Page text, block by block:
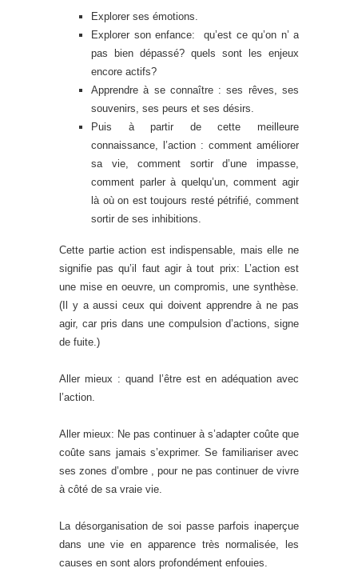
Explorer ses émotions.
Explorer son enfance: qu’est ce qu’on n’ a
pas bien dépassé? quels sont les enjeux
encore actifs?
Apprendre à se connaître : ses rêves, ses
souvenirs, ses peurs et ses désirs.
Puis à partir de cette meilleure
connaissance, l’action : comment améliorer
sa vie, comment sortir d’une impasse,
comment parler à quelqu’un, comment agir
là où on est toujours resté pétrifié, comment
sortir de ses inhibitions.
Cette partie action est indispensable, mais elle ne
signifie pas qu’il faut agir à tout prix: L’action est
une mise en oeuvre, un compromis, une synthèse.
(Il y a aussi ceux qui doivent apprendre à ne pas
agir, car pris dans une compulsion d’actions, signe
de fuite.)
Aller mieux : quand l’être est en adéquation avec
l’action.
Aller mieux: Ne pas continuer à s’adapter coûte que
coûte sans jamais s’exprimer. Se familiariser avec
ses zones d’ombre , pour ne pas continuer de vivre
à côté de sa vraie vie.
La désorganisation de soi passe parfois inaperçue
dans une vie en apparence très normalisée, les
causes en sont alors profondément enfouies.